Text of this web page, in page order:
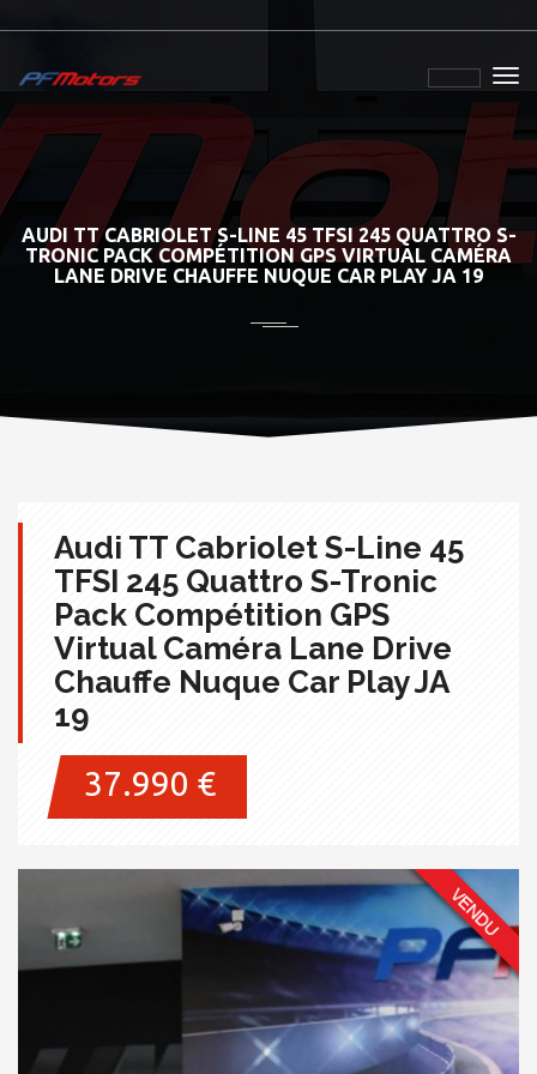
AUDI TT CABRIOLET S-LINE 45 TFSI 245 QUATTRO S-
TRONIC PACK COMPÉTITION GPS VIRTUAL CAMÉRA
LANE DRIVE CHAUFFE NUQUE CAR PLAY JA 19
Audi TT Cabriolet S-Line 45
TFSI 245 Quattro S-Tronic
Pack Compétition GPS
Virtual Caméra Lane Drive
Chauffe Nuque Car Play JA
19
37.990 €